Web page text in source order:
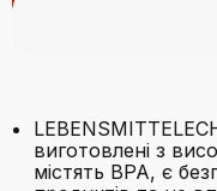
виготовлені з
містять BPA, є